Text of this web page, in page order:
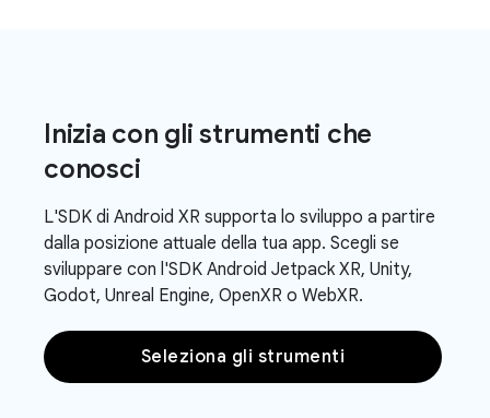
Inizia con gli strumenti che
conosci
L'SDK di Android XR supporta lo sviluppo a partire
dalla posizione attuale della tua app. Scegli se
sviluppare con l'SDK Android Jetpack XR, Unity,
Godot, Unreal Engine, OpenXR o WebXR.
Seleziona gli strumenti